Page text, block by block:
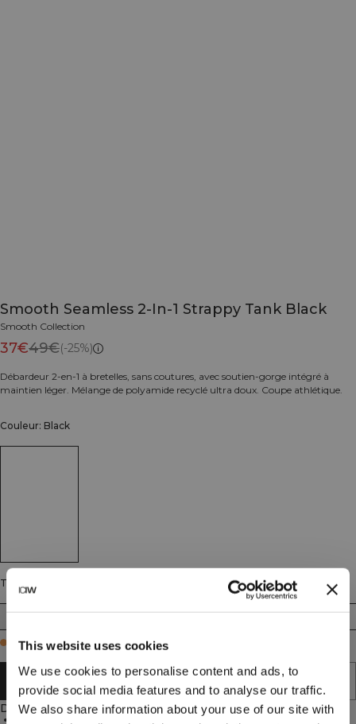
This website uses cookies
We use cookies to personalise content and ads, to
provide social media features and to analyse our traffic.
We also share information about your use of our site with
Smooth Seamless 2-In-1 Strappy Tank Black
Smooth Collection
37€49€(-25%)
Débardeur 2-en-1 à bretelles, sans coutures, avec soutien-gorge intégré à
maintien léger. Mélange de polyamide recyclé ultra doux. Coupe athlétique.
Couleur: Black
Taille
XS S M L XL XXL
Few in stock
AJOUTER AU PANIER
Description